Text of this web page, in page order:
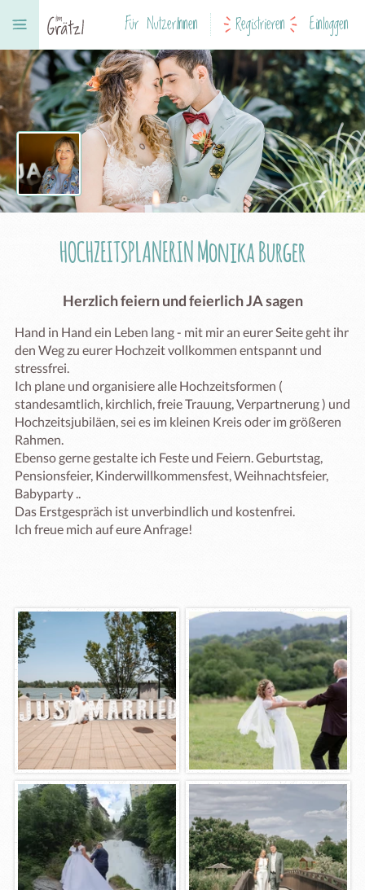
Für NutzerInnen Registrieren Einloggen
HOCHZEITSPLANERIN Monika Burger
Herzlich feiern und feierlich JA sagen
Hand in Hand ein Leben lang - mit mir an eurer Seite geht ihr
den Weg zu eurer Hochzeit vollkommen entspannt und
stressfrei.
Ich plane und organisiere alle Hochzeitsformen (
standesamtlich, kirchlich, freie Trauung, Verpartnerung ) und
Hochzeitsjubiläen, sei es im kleinen Kreis oder im größeren
Rahmen.
Ebenso gerne gestalte ich Feste und Feiern. Geburtstag,
Pensionsfeier, Kinderwillkommensfest, Weihnachtsfeier,
Babyparty ..
Das Erstgespräch ist unverbindlich und kostenfrei.
Ich freue mich auf eure Anfrage!